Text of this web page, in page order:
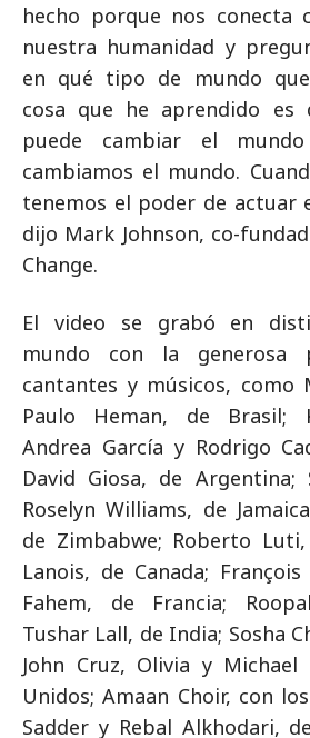
hecho porque nos conecta
nuestra humanidad y
en qué tipo de mundo
cosa que he aprendido es
puede cambiar el
cambiamos el mundo.
tenemos el poder de actuar
dijo Mark Johnson, co-
Change.
El video se grabó en
mundo con la generosa
cantantes y músicos, como
Paulo Heman, de Brasil;
Andrea García y Rodrigo
David Giosa, de Argentina;
Roselyn Williams, de
de Zimbabwe; Roberto
Lanois, de Canada;
Fahem, de Francia;
Tushar Lall, de India; Sosha
John Cruz, Olivia y Michael
Unidos; Amaan Choir, con
Sadder y Rebal Alkhodari,